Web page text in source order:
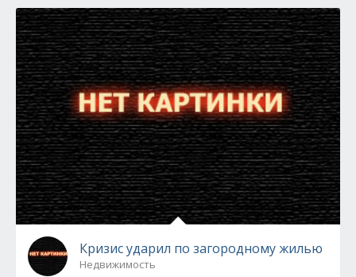
Кризис ударил по загородному жилью
Недвижимость